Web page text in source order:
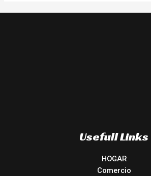
Usefull Links
HOGAR
Comercio